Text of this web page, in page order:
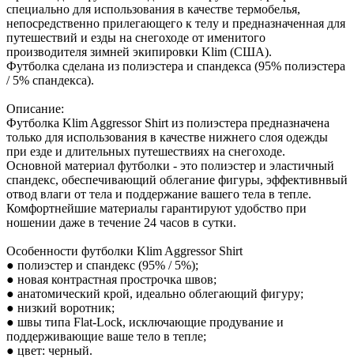
специально для использования в качестве термобелья,
непосредственно прилегающего к телу и предназначенная для
путешествий и езды на снегоходе от именитого
производителя зимней экипировки Klim (США).
Футболка сделана из полиэстера и спандекса (95% полиэстера
/ 5% спандекса).
Описание:
Футболка Klim Aggressor Shirt из полиэстера предназначена
только для использования в качестве нижнего слоя одежды
при езде и длительных путешествиях на снегоходе.
Основной материал футболки - это полиэстер и эластичный
спандекс, обеспечивающий облегание фигуры, эффективнвый
отвод влаги от тела и поддержание вашего тела в тепле.
Комфортнейшие материалы гарантируют удобство при
ношении даже в течение 24 часов в сутки.
Особенности футболки Klim Aggressor Shirt
● полиэстер и спандекс (95% / 5%);
● новая контрастная прострочка швов;
● анатомический крой, идеально облегающий фигуру;
● низкий воротник;
● швы типа Flat-Lock, исключающие продувание и
поддерживающие ваше тело в тепле;
● цвет: черный.